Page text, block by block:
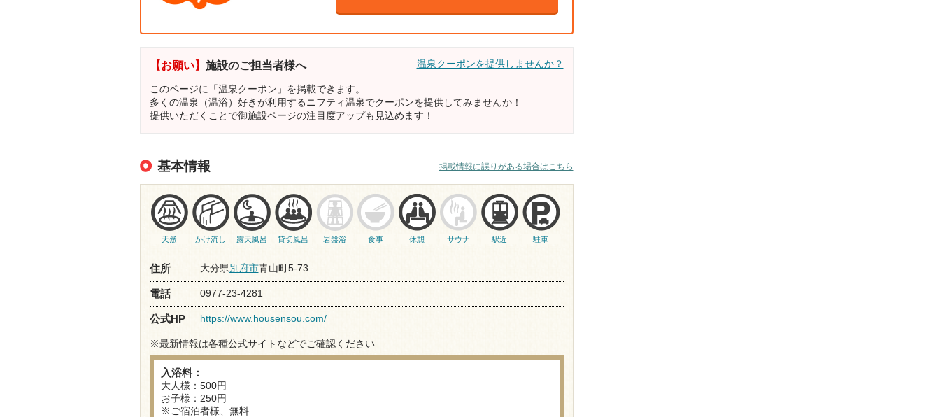
【お願い】 施設のご担当者様へ 温泉クーポンを提供しませんか？
このページに「温泉クーポン」を掲載できます。
多くの温泉（温浴）好きが利用するニフティ温泉でクーポンを提供してみませんか！
提供いただくことで御施設ページの注目度アップも見込めます！
基本情報 掲載情報に誤りがある場合はこちら
天然 かけ流し 露天風呂 貸切風呂 岩盤浴 食事 休憩 サウナ 駅近 駐車
住所 大分県別府市青山町5-73
電話 0977-23-4281
公式HP https://www.housensou.com/
※最新情報は各種公式サイトなどでご確認ください
入浴料：
大人様：500円
お子様：250円
※ご宿泊者様、無料